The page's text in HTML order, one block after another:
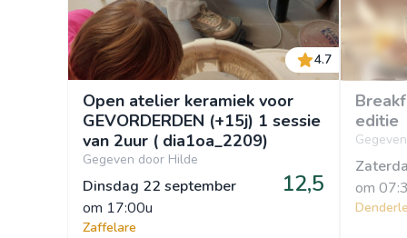
4.7
Open atelier keramiek voor
GEVORDERDEN (+15j) 1 sessie
van 2uur ( dia1oa_2209)
Gegeven door Hilde
Dinsdag 22 september
om 17:00u
12,5
Zaffelare
editie
om